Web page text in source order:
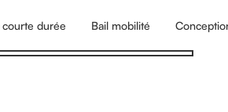
courte durée Bail mobilité